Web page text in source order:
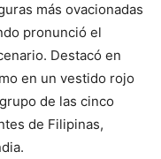
más ovacionadas
pronunció el
Destacó en
en un vestido rojo
de las cinco
de Filipinas,